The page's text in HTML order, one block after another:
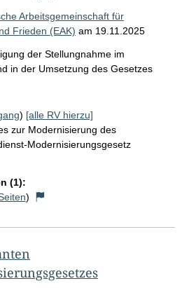
Arbeitsgemeinschaft für
Frieden (EAK) am 19.11.2025
der Stellungnahme im
in der Umsetzung des Gesetzes
) [alle RV hierzu]
zur Modernisierung des
Modernisierungsgesetz
(1):
)